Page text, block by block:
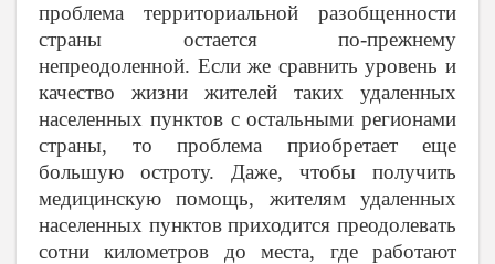
проблема территориальной разобщенности
страны остается по-прежнему
непреодоленной. Если же сравнить уровень и
качество жизни жителей таких удаленных
населенных пунктов с остальными регионами
страны, то проблема приобретает еще
большую остроту. Даже, чтобы получить
медицинскую помощь, жителям удаленных
населенных пунктов приходится преодолевать
сотни километров до места, где работают